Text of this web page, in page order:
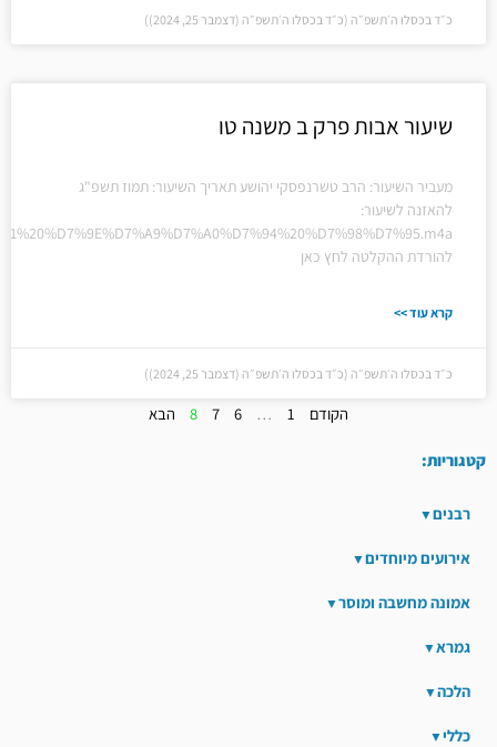
כ״ד בכסלו ה׳תשפ״ה (כ״ד בכסלו ה׳תשפ״ה (דצמבר 25, 2024))
שיעור אבות פרק ב משנה טו
מעביר השיעור: הרב טשרנפסקי יהושע תאריך השיעור: תמוז תשפ"ג
להאזנה לשיעור:
להורדת ההקלטה לחץ כאן
קרא עוד >>
כ״ד בכסלו ה׳תשפ״ה (כ״ד בכסלו ה׳תשפ״ה (דצמבר 25, 2024))
הקודם 1
…
6
7
8 הבא
קטגוריות:
רבנים
אירועים מיוחדים
אמונה מחשבה ומוסר
גמרא
הלכה
כללי